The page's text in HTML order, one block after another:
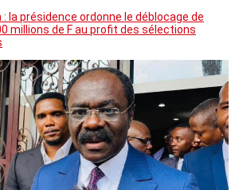
: la présidence ordonne le déblocage de
millions de F au profit des sélections